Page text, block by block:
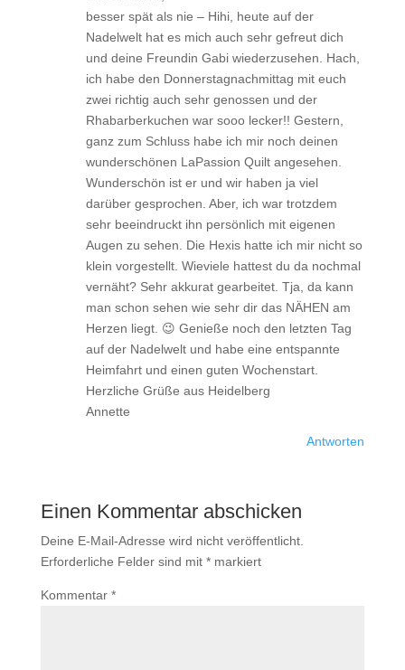
besser spät als nie – Hihi, heute auf der
Nadelwelt hat es mich auch sehr gefreut dich
und deine Freundin Gabi wiederzusehen. Hach,
ich habe den Donnerstagnachmittag mit euch
zwei richtig auch sehr genossen und der
Rhabarberkuchen war sooo lecker!! Gestern,
ganz zum Schluss habe ich mir noch deinen
wunderschönen LaPassion Quilt angesehen.
Wunderschön ist er und wir haben ja viel
darüber gesprochen. Aber, ich war trotzdem
sehr beeindruckt ihn persönlich mit eigenen
Augen zu sehen. Die Hexis hatte ich mir nicht so
klein vorgestellt. Wieviele hattest du da nochmal
vernäht? Sehr akkurat gearbeitet. Tja, da kann
man schon sehen wie sehr dir das NÄHEN am
Herzen liegt. 😉 Genieße noch den letzten Tag
auf der Nadelwelt und habe eine entspannte
Heimfahrt und einen guten Wochenstart.
Herzliche Grüße aus Heidelberg
Annette
Antworten
Einen Kommentar abschicken
Deine E-Mail-Adresse wird nicht veröffentlicht.
Erforderliche Felder sind mit *markiert
Kommentar *